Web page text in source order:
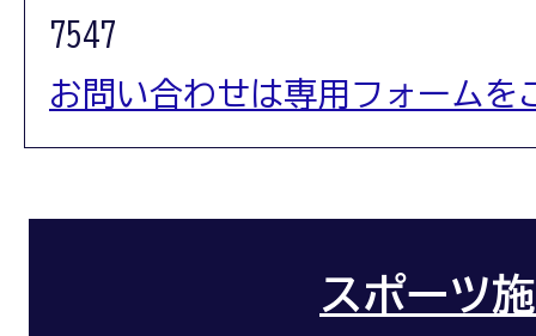
7547
お問い合わせは専用フォームを
スポーツ